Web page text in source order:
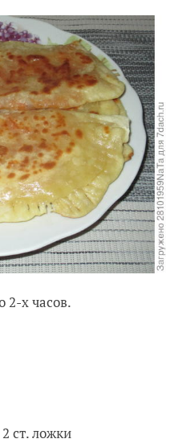
2-х часов.
ст. ложки